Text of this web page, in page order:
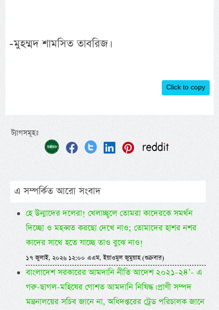
-মুহম্মদ শামসিত তাবরিজ।
Click to copy
ট্যাগসমূহঃ
এ সম্পর্কিত আরো সংবাদ
হে উন্মাদের দলেরা! খেলাচ্ছ্বলে তোমরা কাদেরকে সমর্থন
দিচ্ছো ও মহব্বত করছো দেখে নাও; তোমাদের হাশর নশর
কাদের সাথে হতে যাচ্ছে তাও বুঝে নাও!
১৭ জুলাই, ২০২৬ ১২:০০ এএম, ইয়াওমুল জুমুয়াহ (শুক্রবার)
বাংলাদেশ সরকারের আমদানি নীতি আদেশ ২০২১-২৪’- এ
গরু-ছাগল-মহিষের গোশত আমদানি নিষিদ্ধ। প্রাণী সম্পদ
মন্ত্রনালয়ের সচিব জানে না, অধিদপ্তরের ট্রেড পরিচালক জানে